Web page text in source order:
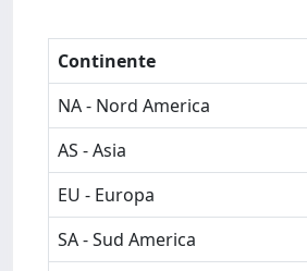
Continente
NA - Nord America
AS - Asia
EU - Europa
SA - Sud America